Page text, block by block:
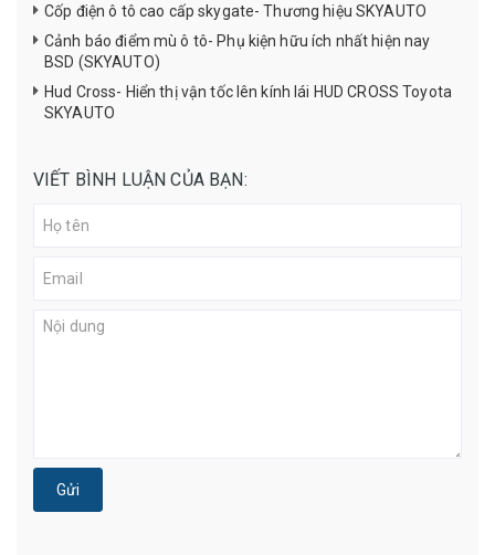
Cốp điện ô tô cao cấp skygate- Thương hiệu SKYAUTO
Cảnh báo điểm mù ô tô- Phụ kiện hữu ích nhất hiện nay
BSD (SKYAUTO)
Hud Cross- Hiển thị vận tốc lên kính lái HUD CROSS Toyota
SKYAUTO
VIẾT BÌNH LUẬN CỦA BẠN:
Gửi